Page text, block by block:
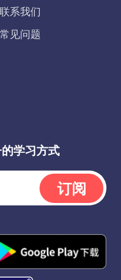
联系我们
常见问题
学习方式
订阅